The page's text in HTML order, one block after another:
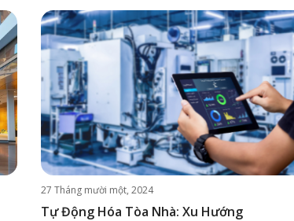
27 Tháng mười một, 2024
Tự Động Hóa Tòa Nhà: Xu Hướng